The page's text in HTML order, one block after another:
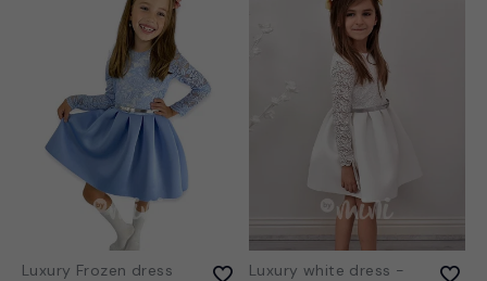
Luxury Frozen dress
Luxury white dress -